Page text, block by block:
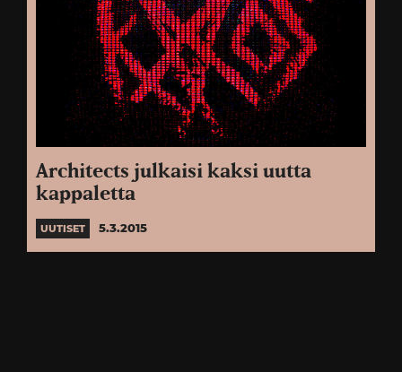
Architects julkaisi kaksi uutta
kappaletta
UUTISET 5.3.2015